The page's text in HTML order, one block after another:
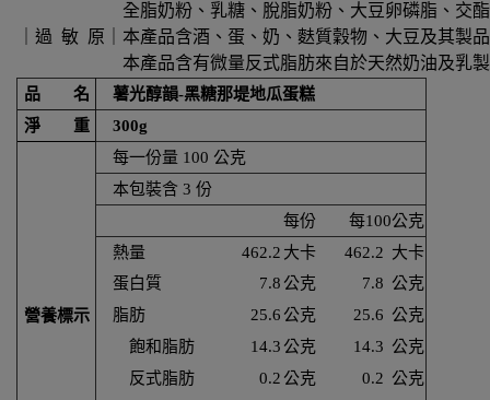
全脂奶粉、乳糖、脫脂奶粉、大豆卵磷脂、交酯化蓖
｜過 敏 原｜本產品含酒、蛋、奶、麩質穀物、大豆及其製品
本產品含有微量反式脂肪來自於天然奶油及乳製
品 名
薯光醇韻-黑糖那堤地瓜蛋糕
淨 重
300g
營養標示
每一份量 100 公克
本包裝含 3 份
每份
每100公克
熱量
462.2 大卡 462.2 大卡
蛋白質
7.8 公克 7.8 公克
脂肪
25.6 公克 25.6 公克
飽和脂肪
14.3 公克 14.3 公克
反式脂肪
0.2 公克 0.2 公克